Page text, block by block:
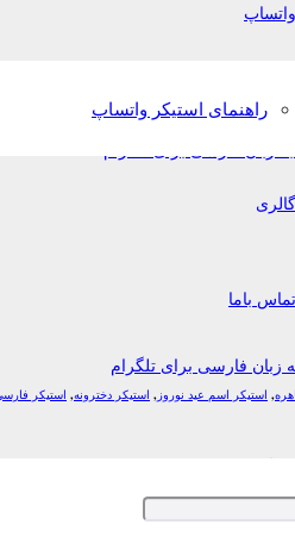
واتساپ
راهنمای استیکر واتساپ
گالری
تماس باما
زبان فارسی برای تلگرام
زبان فارسی برای تلگرام
, استیکر اسم عید نوروز , استیکر دخترونه, استیکر
شد. بخش‌های موردنیاز علامت‌گذاری